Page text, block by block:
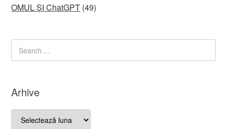
OMUL ȘI ChatGPT (49)
Arhive
Arhive